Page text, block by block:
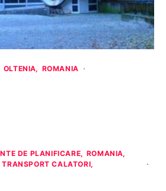
OLTENIA
ROMANIA
DE PLANIFICARE
ROMANIA
TRANSPORT CALATORI